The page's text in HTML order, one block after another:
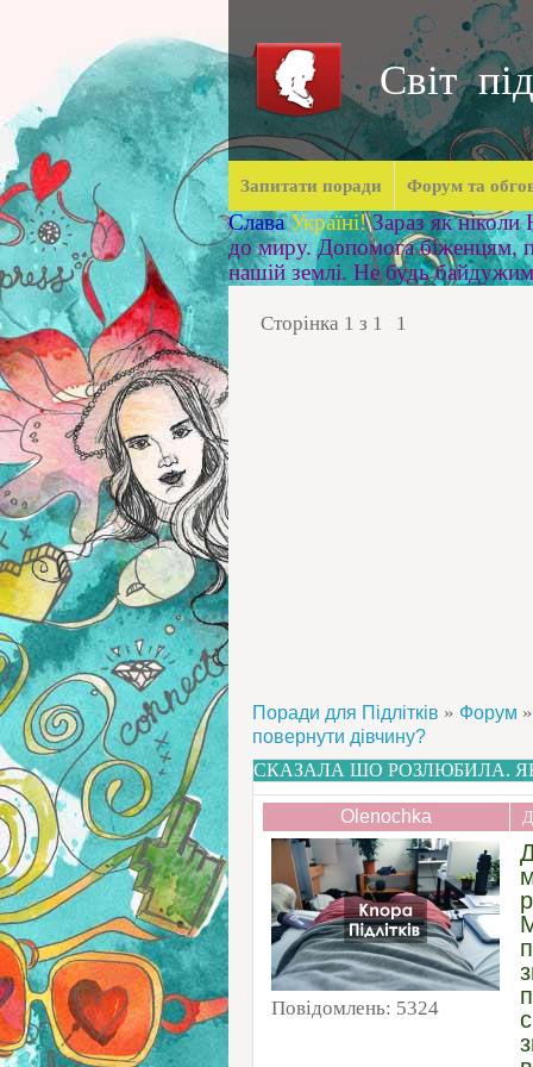
Світ
Запитати поради Форум та
Слава Україні! Зараз як
до миру. Допомога біженцям,
нашій землі. Не будь
Сторінка 1 з 1 1
Поради для Підлітків » Форум »
повернути дівчину?
СКАЗАЛА ШО РОЗЛЮБИЛА.
Olenochka
Повідомлень: 5324